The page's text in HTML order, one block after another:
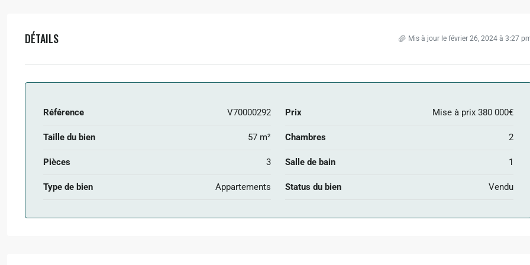
DÉTAILS Mis à jour le février 26, 2024 à 3:27
Référence V70000292 Prix Mise à prix380 000€
Taille du bien 57 m² Chambres 2
Pièces 3 Salle de bain 1
Type de bien Appartements Status du bien Vendu